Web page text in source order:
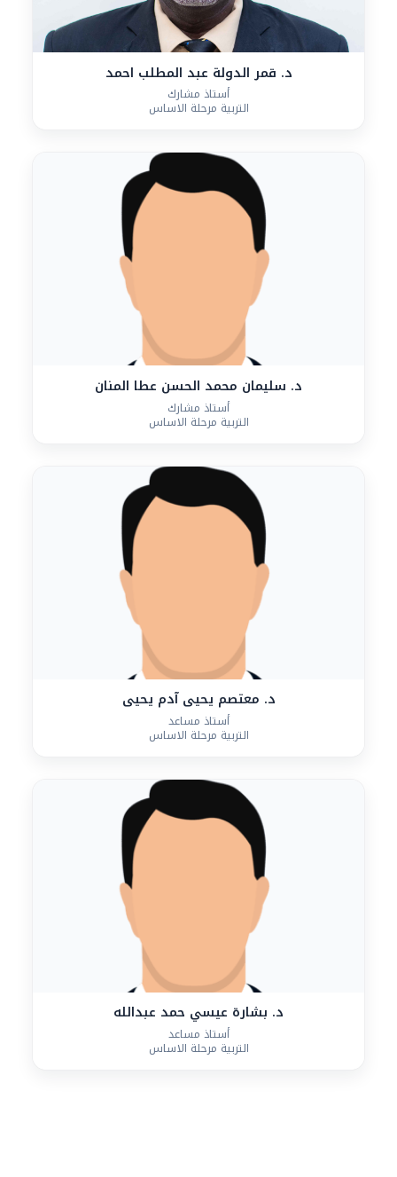
د. قمر الدولة عبد المطلب احمد
أستاذ مشارك
التربية مرحلة الاساس
د. سليمان محمد الحسن عطا المنان
أستاذ مشارك
التربية مرحلة الاساس
د. معتصم يحيى آدم يحيى
أستاذ مساعد
التربية مرحلة الاساس
د. بشارة عيسي حمد عبدالله
أستاذ مساعد
التربية مرحلة الاساس